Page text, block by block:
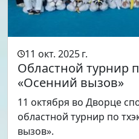
11 окт. 2025 г.
Областной турнир
«Осенний вызов»
11 октября во Дворце
областной турнир по
вызов».